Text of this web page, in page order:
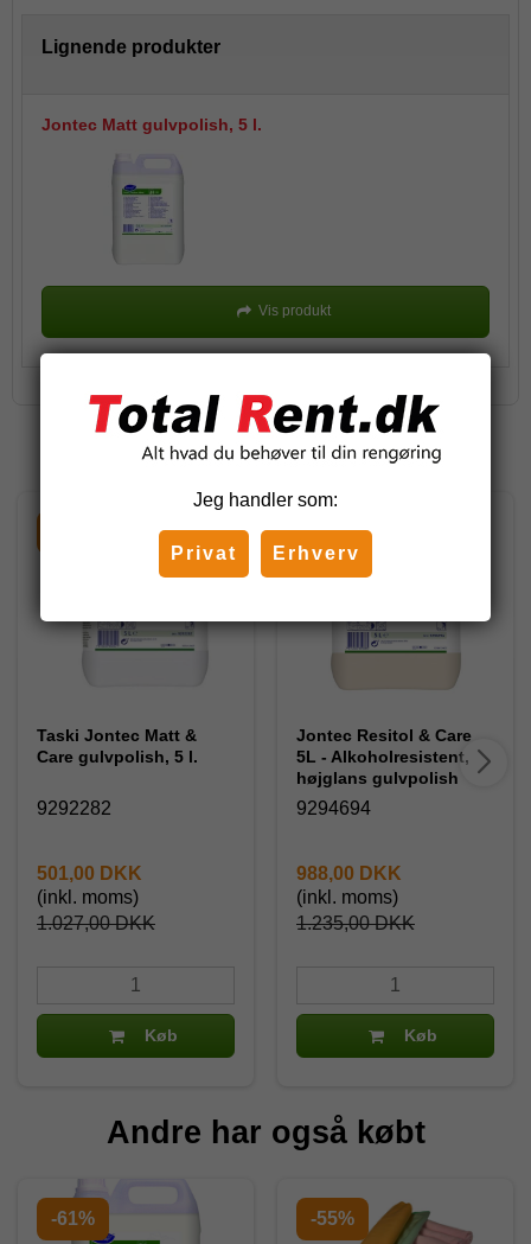
Lignende produkter
Jontec Matt gulvpolish, 5 l.
Vis produkt
Relaterede produkter
Taski Jontec Matt &
Care gulvpolish, 5 l.
9292282
1.027,00 DKK
501,00 DKK
(inkl. moms)
Køb
-20%
Jontec Resitol & Care
5L - Alkoholresistent,
højglans gulvpolish
9294694
1.235,00 DKK
988,00 DKK
(inkl. moms)
Køb
Andre har også købt
-61% -55%
Jeg handler som:
Privat Erhverv